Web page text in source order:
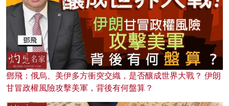
鄧飛：俄烏、美伊多方衝突交織，是否釀成世界大戰？ 伊朗
甘冒政權風險攻擊美軍，背後有何盤算？